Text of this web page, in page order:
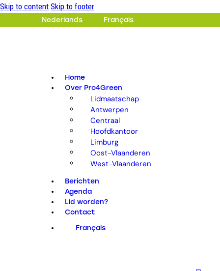
Skip to content Skip to footer
Nederlands Français
Home
Over Pro4Green
Lidmaatschap
Antwerpen
Centraal
Hoofdkantoor
Limburg
Oost-Vlaanderen
West-Vlaanderen
Berichten
Agenda
Lid worden?
Contact
Français